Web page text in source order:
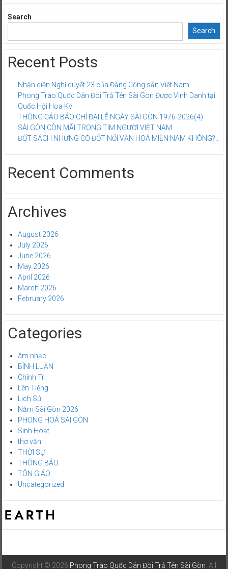
Search
Search
Recent Posts
Nhận diện Nghị quyết 23 của Đảng Cộng sản Việt Nam
Phong Trào Quốc Dân Đòi Trả Tên Sài Gòn Được Vinh Danh tại
Quốc Hội Hoa Kỳ
THÔNG CÁO BÁO CHÍ ĐẠI LỄ NGÀY SÀI GÒN 1976-2026(4)
SÀI GÒN CÒN MÃI TRONG TIM NGƯỜI VIỆT NAM
ĐỐT SÁCH NHƯNG CÓ ĐỐT NỔI VĂN HOÁ MIỀN NAM KHÔNG?…
Recent Comments
Archives
August 2026
July 2026
June 2026
May 2026
April 2026
March 2026
February 2026
Categories
âm nhạc
BÌNH LUẬN
Chính Trị
Lên Tiếng
Lich Sử
Năm Sài Gòn 2026
PHONG HOÁ SÀI GÒN
Sinh Hoạt
thơ văn
THỜI SỰ
THÔNG BÁO
TÔN GIÁO
Uncategorized
Copyright © 2026 Phong Trào Quốc Dân Đòi Trả Tên Sài Gòn. All